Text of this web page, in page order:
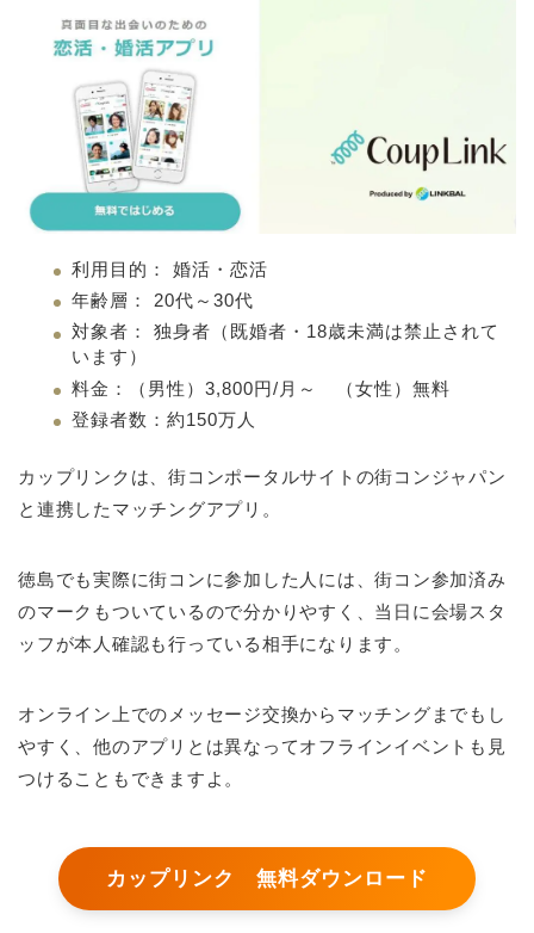
利用目的： 婚活・恋活
年齢層： 20代～30代
対象者： 独身者（既婚者・18歳未満は禁止されて
います）
料金：（男性）3,800円/月～ （女性）無料
登録者数：約150万人
カップリンクは、街コンポータルサイトの街コンジャパン
と連携したマッチングアプリ。
徳島でも実際に街コンに参加した人には、街コン参加済み
のマークもついているので分かりやすく、当日に会場スタ
ッフが本人確認も行っている相手になります。
オンライン上でのメッセージ交換からマッチングまでもし
やすく、他のアプリとは異なってオフラインイベントも見
つけることもできますよ。
カップリンク 無料ダウンロード